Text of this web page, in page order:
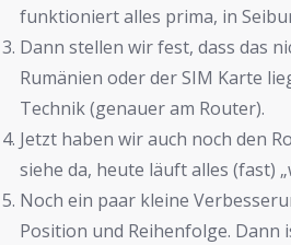
funktioniert alles prima, in
Dann stellen wir fest, dass das
Rumänien oder der SIM Karte
Technik (genauer am Router).
Jetzt haben wir auch noch den
siehe da, heute läuft alles (fast)
Noch ein paar kleine
Position und Reihenfolge. Dann